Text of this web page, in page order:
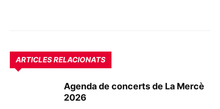
ARTICLES RELACIONATS
Agenda de concerts de La Mercè
2026